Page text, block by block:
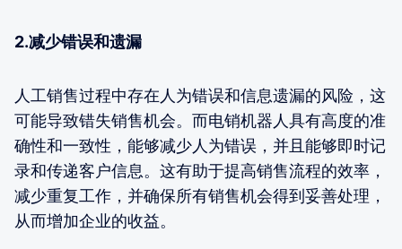
2.减少错误和遗漏
人工销售过程中存在人为错误和信息遗漏的风险，这
可能导致错失销售机会。而电销机器人具有高度的准
确性和一致性，能够减少人为错误，并且能够即时记
录和传递客户信息。这有助于提高销售流程的效率，
减少重复工作，并确保所有销售机会得到妥善处理，
从而增加企业的收益。